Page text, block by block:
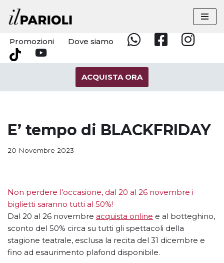
Vai
al
contenuto
Promozioni Dove siamo
WhatsappFacebookInstagram
Tik
YouTube
ACQUISTA ORA
E’ tempo di BLACKFRIDAY
20 Novembre 2023
Non perdere l’occasione, dal 20 al 26 novembre i
biglietti saranno tutti al 50%!
Dal 20 al 26 novembre acquista online e al botteghino,
sconto del 50% circa su tutti gli spettacoli della
stagione teatrale, esclusa la recita del 31 dicembre e
fino ad esaurimento plafond disponibile.